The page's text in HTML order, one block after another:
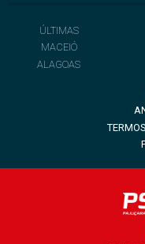
ÚLTIMAS
MACEIÓ
ALAGOAS